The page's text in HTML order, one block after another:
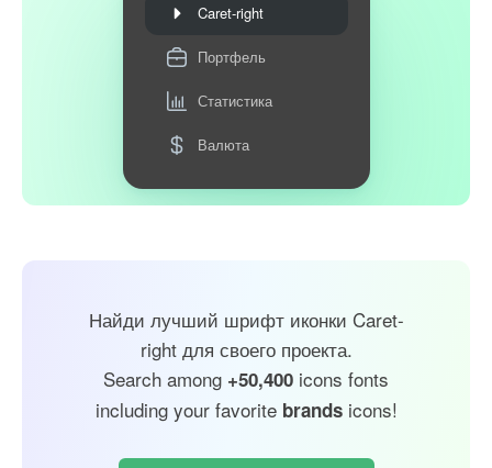
Caret-right
Портфель
Статистика
Валюта
Найди лучший шрифт иконки Caret-
right для своего проекта.
Search among +50,400 icons fonts
including your favorite brandsicons!